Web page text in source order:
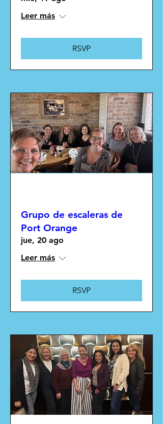
Leer más
RSVP
Grupo de escaleras de
Port Orange
jue, 20 ago
Leer más
RSVP